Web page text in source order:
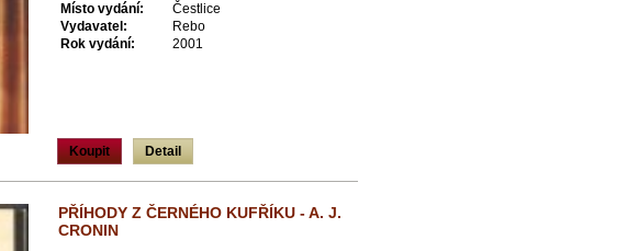
Místo vydání:
Čestlice
Vydavatel:
Rebo
Rok vydání:
2001
Koupit Detail
PŘÍHODY Z ČERNÉHO KUFŘÍKU - A. J.
CRONIN